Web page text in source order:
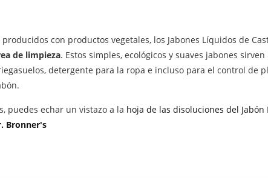
con productos vegetales, los Jabones Líquidos de
de limpieza. Estos simples, ecológicos y suaves jabones
detergente para la ropa e incluso para el control de
puedes echar un vistazo a la hoja de las disoluciones del
Bronner's